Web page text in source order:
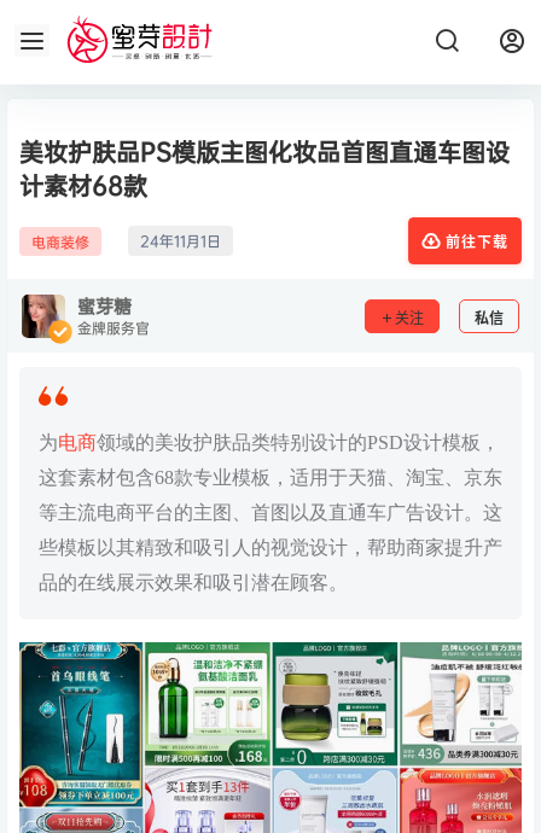
美妆护肤品PS模版主图化妆品首图直通车图设
计素材68款
电商装修 24年11月1日 前往下载
蜜芽糖
金牌服务官 关注 私信
为电商领域的美妆护肤品类特别设计的PSD设计模板，
这套素材包含68款专业模板，适用于天猫、淘宝、京东
等主流电商平台的主图、首图以及直通车广告设计。这
些模板以其精致和吸引人的视觉设计，帮助商家提升产
品的在线展示效果和吸引潜在顾客。